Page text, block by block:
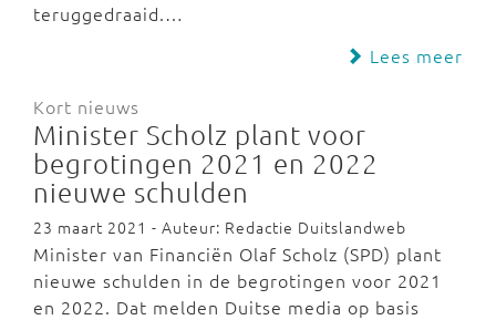
teruggedraaid.…
Lees meer
Kort nieuws
Minister Scholz plant voor
begrotingen 2021 en 2022
nieuwe schulden
23 maart 2021 - Auteur: Redactie Duitslandweb
Minister van Financiën Olaf Scholz (SPD) plant
nieuwe schulden in de begrotingen voor 2021
en 2022. Dat melden Duitse media op basis